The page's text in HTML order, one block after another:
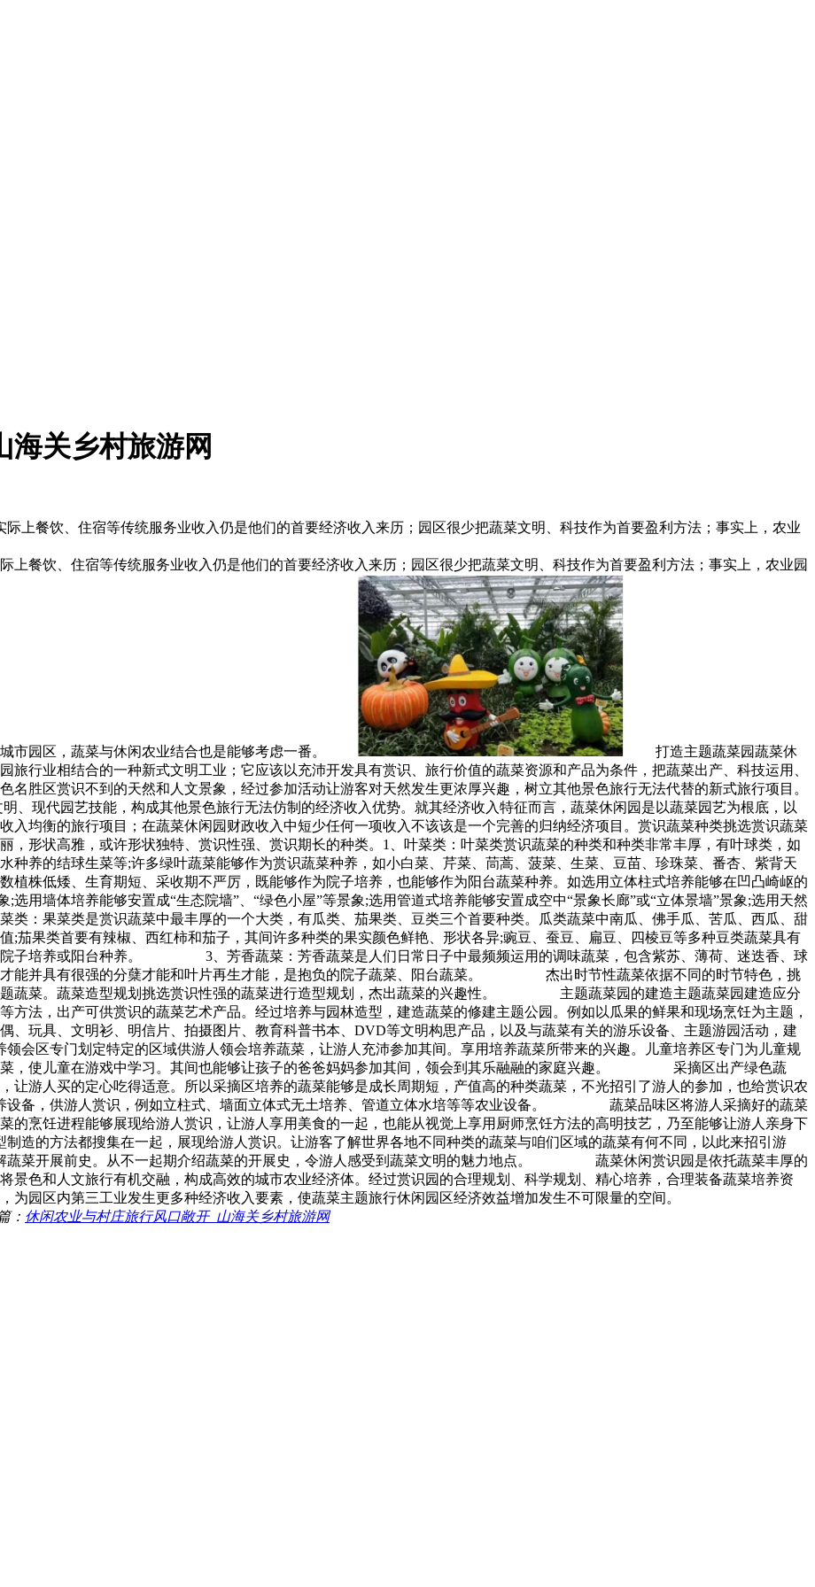
海关乡村旅游网
上餐饮、住宿等传统服务业收入仍是他们的首要经济收入来历；园区很少把蔬菜文明、科技作为首要盈利方法；事实上，农业
餐饮、住宿等传统服务业收入仍是他们的首要经济收入来历；园区很少把蔬菜文明、科技作为首要盈利方法；事实上，农业园
城市园区，蔬菜与休闲农业结合也是能够考虑一番。
打造主题蔬菜园蔬菜休
旅行业相结合的一种新式文明工业；它应该以充沛开发具有赏识、旅行价值的蔬菜资源和产品为条件，把蔬菜出产、科技运用、
名胜区赏识不到的天然和人文景象，经过参加活动让游客对天然发生更浓厚兴趣，树立其他景色旅行无法代替的新式旅行项目。
园艺技能，构成其他景色旅行无法仿制的经济收入优势。就其经济收入特征而言，蔬菜休闲园是以蔬菜园艺为根底，以
入均衡的旅行项目；在蔬菜休闲园财政收入中短少任何一项收入不该该是一个完善的归纳经济项目。赏识蔬菜种类挑选赏识蔬菜
，形状高雅，或许形状独特、赏识性强、赏识期长的种类。1、叶菜类：叶菜类赏识蔬菜的种类和种类非常丰厚，有叶球类，如
种养的结球生菜等;许多绿叶蔬菜能够作为赏识蔬菜种养，如小白菜、芹菜、茼蒿、菠菜、生菜、豆苗、珍珠菜、番杏、紫背天
植株低矮、生育期短、采收期不严厉，既能够作为院子培养，也能够作为阳台蔬菜种养。如选用立体柱式培养能够在凹凸崎岖的
选用墙体培养能够安置成“生态院墙”、“绿色小屋”等景象;选用管道式培养能够安置成空中“景象长廊”或“立体景墙”景象;选用天然
菜类是赏识蔬菜中最丰厚的一个大类，有瓜类、茄果类、豆类三个首要种类。瓜类蔬菜中南瓜、佛手瓜、苦瓜、西瓜、甜
;茄果类首要有辣椒、西红柿和茄子，其间许多种类的果实颜色鲜艳、形状各异;豌豆、蚕豆、扁豆、四棱豆等多种豆类蔬菜具有
院子培养或阳台种养。 3、芳香蔬菜：芳香蔬菜是人们日常日子中最频频运用的调味蔬菜，包含紫苏、薄荷、迷迭香、球
才能并具有很强的分蘖才能和叶片再生才能，是抱负的院子蔬菜、阳台蔬菜。 杰出时节性蔬菜依据不同的时节特色，挑
题蔬菜。蔬菜造型规划挑选赏识性强的蔬菜进行造型规划，杰出蔬菜的兴趣性。 主题蔬菜园的建造主题蔬菜园建造应分
方法，出产可供赏识的蔬菜艺术产品。经过培养与园林造型，建造蔬菜的修建主题公园。例如以瓜果的鲜果和现场烹饪为主题，
、玩具、文明衫、明信片、拍摄图片、教育科普书本、DVD等文明构思产品，以及与蔬菜有关的游乐设备、主题游园活动，建
门划定特定的区域供游人领会培养蔬菜，让游人充沛参加其间。享用培养蔬菜所带来的兴趣。儿童培养区专门为儿童规
菜，使儿童在游戏中学习。其间也能够让孩子的爸爸妈妈参加其间，领会到其乐融融的家庭兴趣。 采摘区出产绿色蔬
让游人买的定心吃得适意。所以采摘区培养的蔬菜能够是成长周期短，产值高的种类蔬菜，不光招引了游人的参加，也给赏识农
，供游人赏识，例如立柱式、墙面立体式无土培养、管道立体水培等等农业设备。 蔬菜品味区将游人采摘好的蔬菜
的烹饪进程能够展现给游人赏识，让游人享用美食的一起，也能从视觉上享用厨师烹饪方法的高明技艺，乃至能够让游人亲身下
法都搜集在一起，展现给游人赏识。让游客了解世界各地不同种类的蔬菜与咱们区域的蔬菜有何不同，以此来招引游
开展前史。从不一起期介绍蔬菜的开展史，令游人感受到蔬菜文明的魅力地点。 蔬菜休闲赏识园是依托蔬菜丰厚的
景色和人文旅行有机交融，构成高效的城市农业经济体。经过赏识园的合理规划、科学规划、精心培养，合理装备蔬菜培养资
园区内第三工业发生更多种经济收入要素，使蔬菜主题旅行休闲园区经济效益增加发生不可限量的空间。
： 休闲农业与村庄旅行风口敞开_山海关乡村旅游网